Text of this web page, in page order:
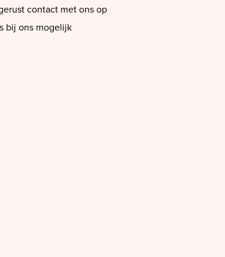
contact met ons op
bij ons mogelijk